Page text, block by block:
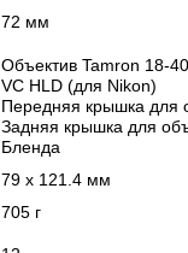
72 мм
Объектив Tamron 18-
VC HLD (для Nikon)
Передняя крышка для
Задняя крышка для
Бленда
79 x 121.4 мм
705 г